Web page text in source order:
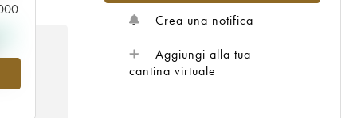
Crea una notifica
Aggiungi alla tua
cantina virtuale